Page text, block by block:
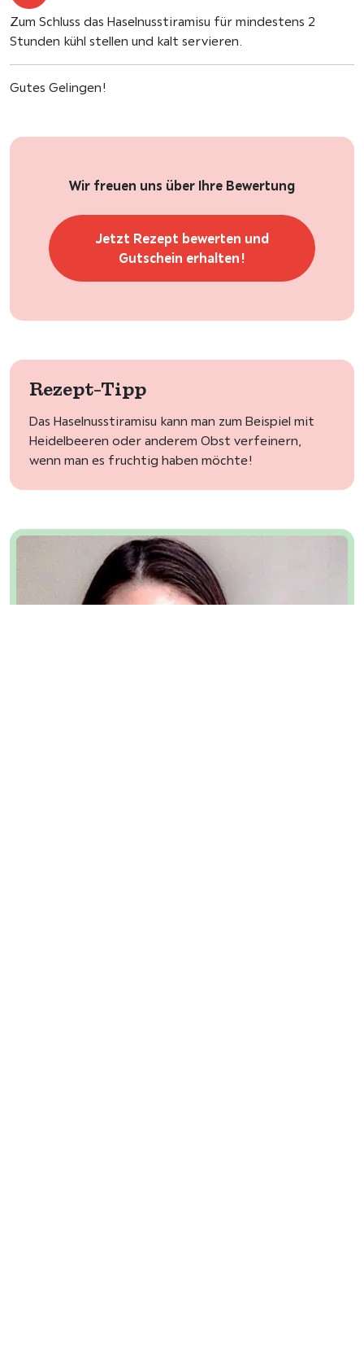
Zum Schluss das Haselnusstiramisu für mindestens 2
Stunden kühl stellen und kalt servieren.
Gutes Gelingen!
Wir freuen uns über Ihre Bewertung
Jetzt Rezept bewerten und
Gutschein erhalten!
Rezept-Tipp
Das Haselnusstiramisu kann man zum Beispiel mit
Heidelbeeren oder anderem Obst verfeinern,
wenn man es fruchtig haben möchte!